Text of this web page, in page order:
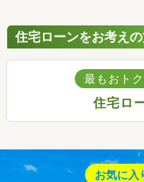
住宅ローンをお考え
最もおト
住宅ロ
お気に入